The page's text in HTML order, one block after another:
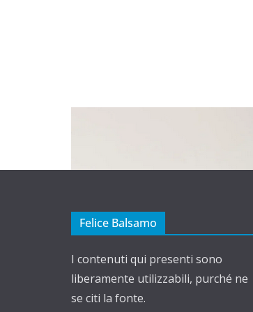
Felice Balsamo
I contenuti qui presenti sono
liberamente utilizzabili, purché ne
se citi la fonte.